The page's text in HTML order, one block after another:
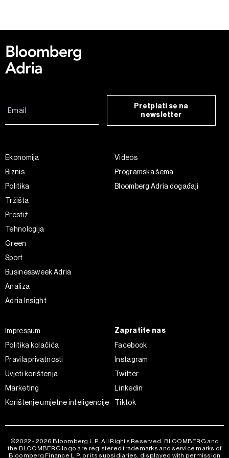
Pretplati se na
newsletter
Ekonomija
Biznis
Politika
Tržišta
Prestiž
Tehnologija
Green
Sport
Businessweek Adria
Analiza
Adria Insight
Videos
Programska šema
Bloomberg Adria događaji
Impressum
Politika kolačića
Pravila privatnosti
Uvjeti korištenja
Marketing
Korištenje umjetne inteligencije
Zapratite nas
Facebook
Instagram
Twitter
Linkedin
Tiktok
©2022 - 2026 Bloomberg L.P. All Rights Reserved. BLOOMBERG and
the BLOOMBERG logo are registered trademarks and service marks of
Bloomberg Finance L.P. or its subsidiaries, displayed with permission